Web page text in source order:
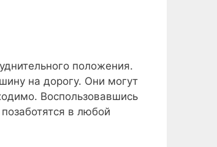
положения.
на дорогу. Они могут
Воспользовавшись
в любой